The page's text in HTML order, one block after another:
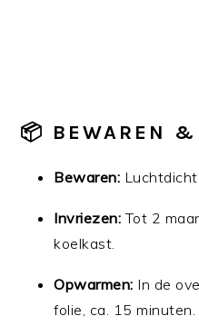
📦 BEWAREN &
Bewaren:
Invriezen: Tot 2
koelkast.
Opwarmen: In de
folie, ca. 15 minuten.